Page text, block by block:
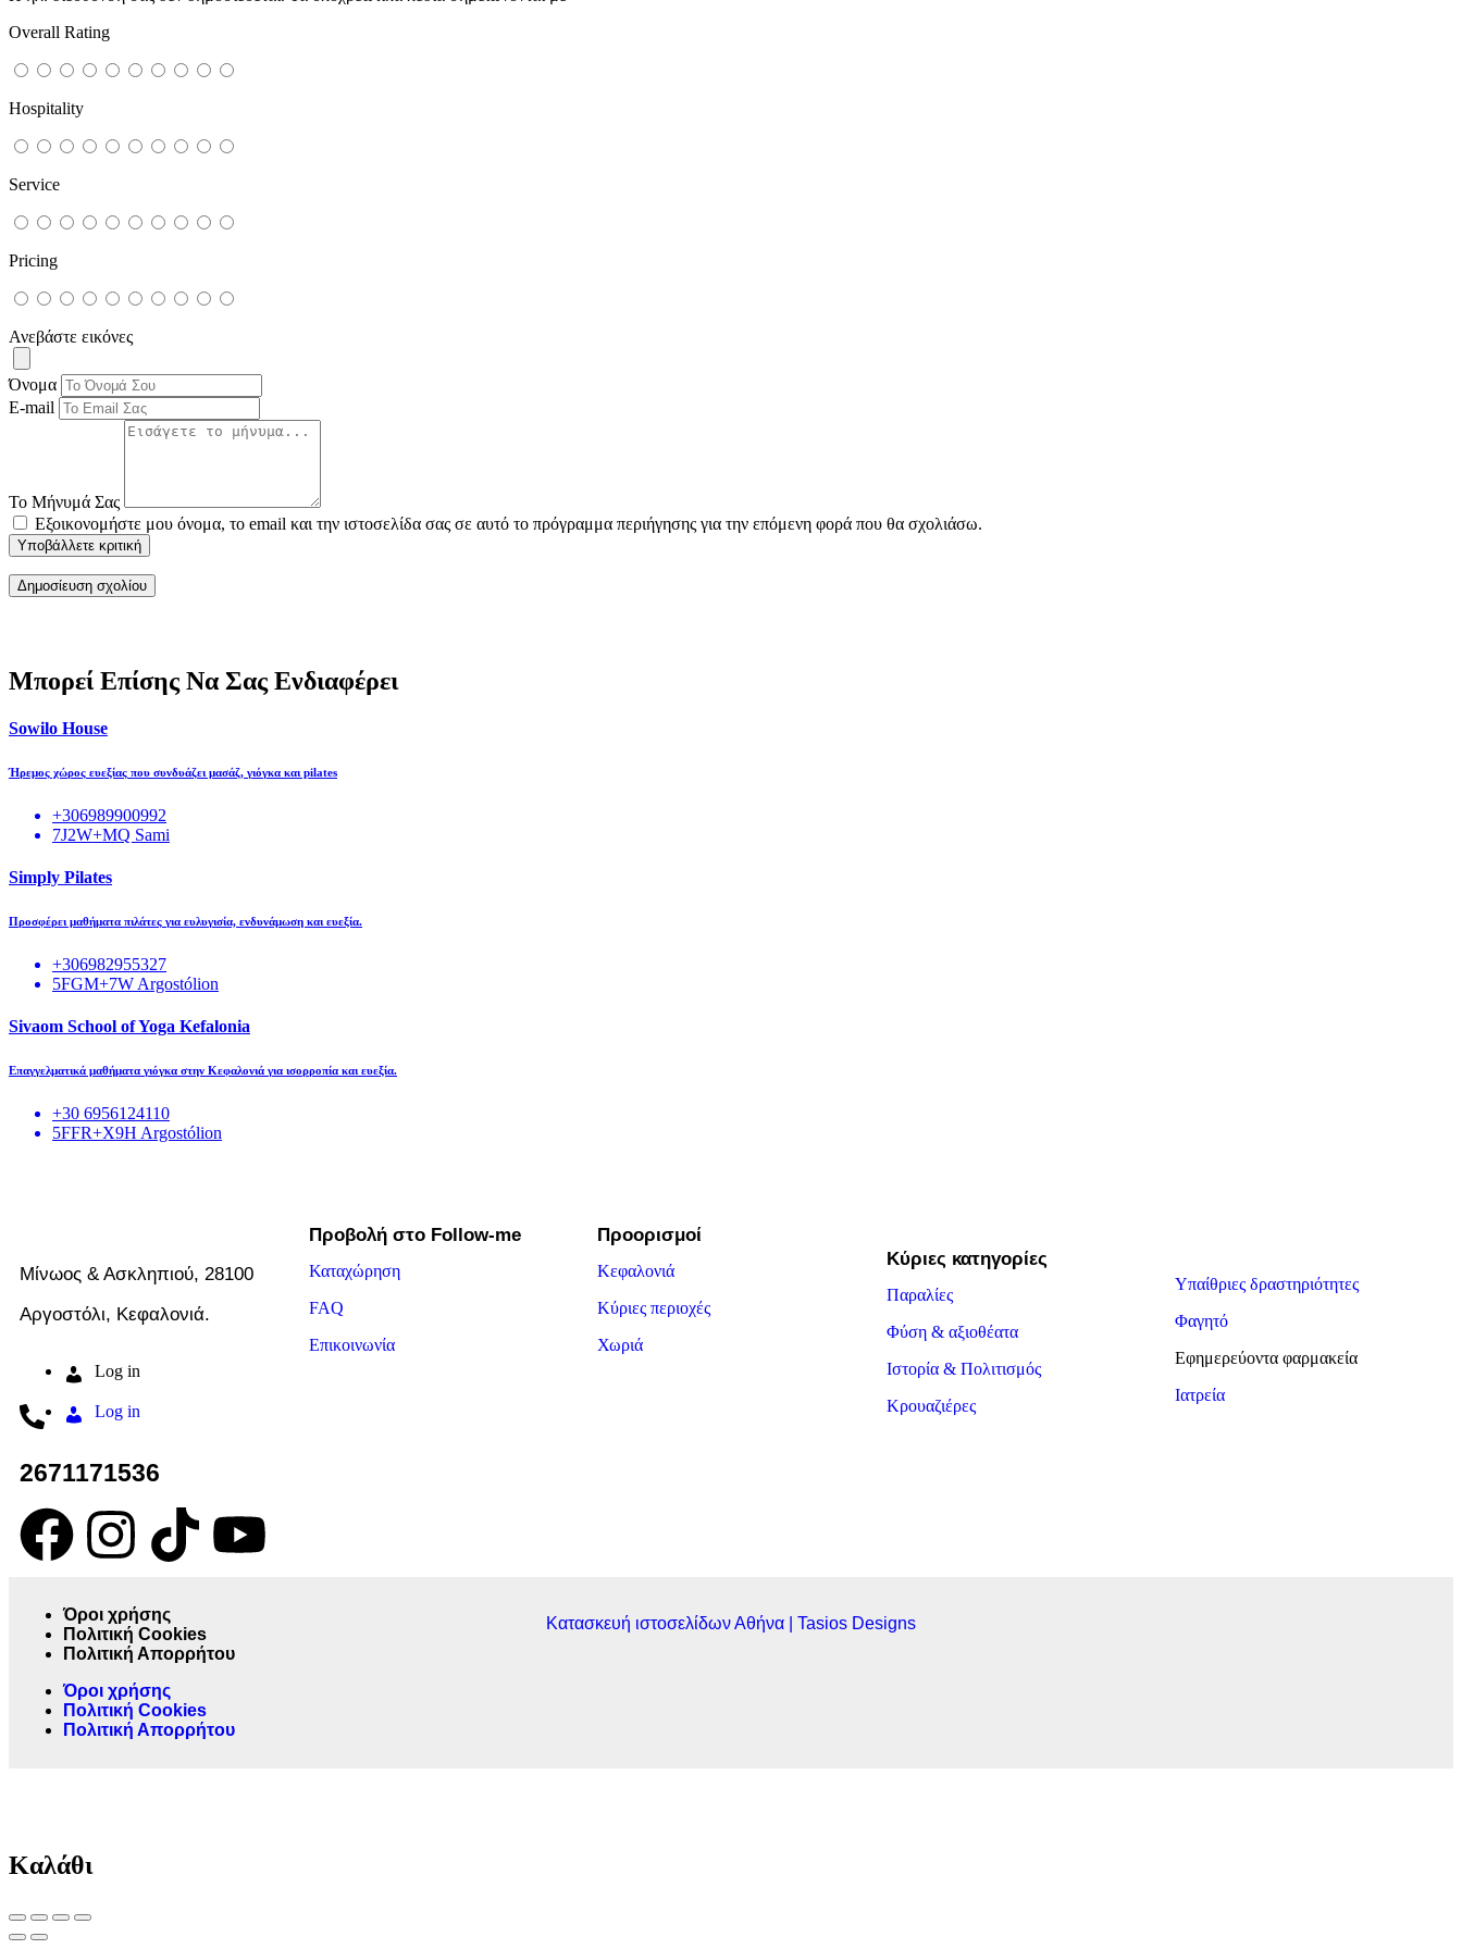
Overall Rating
Hospitality
Service
Pricing
Ανεβάστε εικόνες
Όνομα
E-mail
Το Μήνυμά Σας
Εξοικονομήστε μου όνομα, το email και την ιστοσελίδα σας σε αυτό το πρόγραμμα περιήγησης για την επόμενη φορά που θα σχολιάσω.
Υποβάλλετε κριτική
Μπορεί Επίσης Να Σας Ενδιαφέρει
Sowilo House
Ήρεμος χώρος ευεξίας που συνδυάζει μασάζ, γιόγκα και pilates
+306989900992
7J2W+MQ Sami
Simply Pilates
Προσφέρει μαθήματα πιλάτες για ευλυγισία, ενδυνάμωση και ευεξία.
+306982955327
5FGM+7W Argostólion
Sivaom School of Yoga Kefalonia
Επαγγελματικά μαθήματα γιόγκα στην Κεφαλονιά για ισορροπία και ευεξία.
+30 6956124110
5FFR+X9H Argostólion
Μίνωος & Ασκληπιού, 28100
Αργοστόλι, Κεφαλονιά.
Log in
Log in
2671171536
Προβολή στο Follow-me
Καταχώρηση
FAQ
Επικοινωνία
Προορισμοί
Κεφαλονιά
Κύριες περιοχές
Χωριά
Κύριες κατηγορίες
Παραλίες
Φύση & αξιοθέατα
Ιστορία & Πολιτισμός
Κρουαζιέρες
Υπαίθριες δραστηριότητες
Φαγητό
Εφημερεύοντα φαρμακεία
Ιατρεία
Όροι χρήσης
Πολιτική Cookies
Πολιτική Απορρήτου
Όροι χρήσης
Πολιτική Cookies
Πολιτική Απορρήτου
Κατασκευή ιστοσελίδων Αθήνα | Tasios Designs
Καλάθι